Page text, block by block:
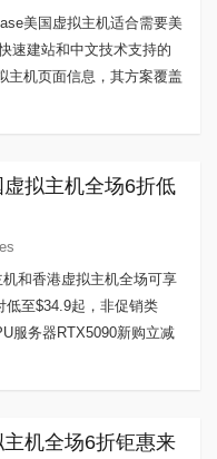
美国虚拟主机适合需要美
速建站和中文技术支持的
主机页面信息，其方案覆盖
拟主机全场6折低
和香港虚拟主机全场可享
至$34.9起，非促销类
服务器RTX5090新购立减
机全场6折钜惠来